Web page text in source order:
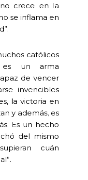
crece en la
se inflama en
católicos
es un arma
de vencer
invencibles
la victoria en
y además, es
Es un hecho
del mismo
cuán